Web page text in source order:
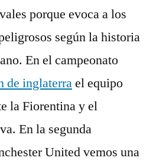
porque evoca a los
según la historia
En el campeonato
de inglaterrael equipo
la Fiorentina y el
En la segunda
United vemos una